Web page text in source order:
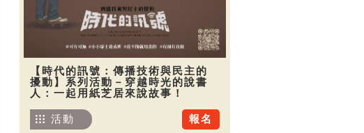
【時代的訊號：傳播技術與民主的
擾動】系列活動－穿越時光的說書
人：一起用紙芝居來說故事！
報名
活動